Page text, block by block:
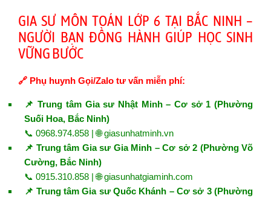
GIA SƯ MÔN TOÁN LỚP 6 TẠI BẮC NINH –
NGƯỜI BẠN ĐỒNG HÀNH GIÚP HỌC SINH
VỮNG BƯỚC
🔗 Phụ huynh Gọi/Zalo tư vấn miễn phí:
📌 Trung tâm Gia sư Nhật Minh – Cơ sở 1 (Phường
Suối Hoa, Bắc Ninh)
📞 0968.974.858 | 🌐giasunhatminh.vn
📌 Trung tâm Gia sư Gia Minh – Cơ sở 2 (Phường Võ
Cường, Bắc Ninh)
📞 0915.310.858 | 🌐giasunhatgiaminh.com
📌 Trung tâm Gia sư Quốc Khánh – Cơ sở 3 (Phường